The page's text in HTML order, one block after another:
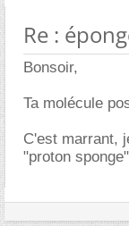
Re :
Bonsoir,
Ta molécule
C'est marrant,
"proton sponge"